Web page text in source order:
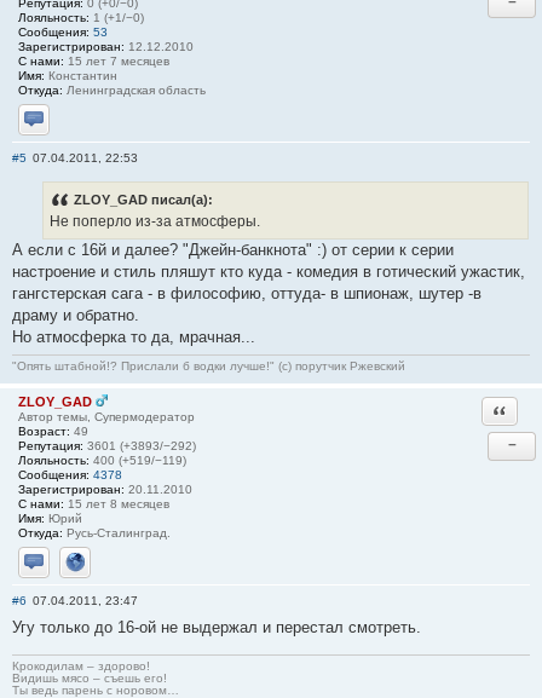
Лояльность: 1 (+1/−0)
Сообщения: 53
Зарегистрирован: 12.12.2010
С нами: 15 лет 7 месяцев
Имя: Константин
Откуда: Ленинградская область
Отправить личное сообщение
#5 07.04.2011, 22:53
ZLOY_GAD писал(а):
Не поперло из-за атмосферы.
А если с 16й и далее? "Джейн-банкнота" :) от серии к серии
настроение и стиль пляшут кто куда - комедия в готический ужастик,
гангстерская сага - в философию, оттуда- в шпионаж, шутер -в
драму и обратно.
Но атмосферка то да, мрачная...
"Опять штабной!? Прислали б водки лучше!" (с) порутчик Ржевский
ZLOY_GAD
Автор темы, Супермодератор
Возраст: 49
Репутация: 3601 (+3893/−292)
Лояльность: 400 (+519/−119)
Сообщения: 4378
Зарегистрирован: 20.11.2010
С нами: 15 лет 8 месяцев
Имя: Юрий
Откуда: Русь-Сталинград.
Отправить личное сообщение
Сайт
−
#6 07.04.2011, 23:47
Угу только до 16-ой не выдержал и перестал смотреть.
Крокодилам – здорово!
Видишь мясо – съешь его!
Ты ведь парень с норовом…